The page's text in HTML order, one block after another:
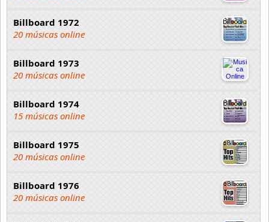
Billboard 1972
20 músicas online
Billboard 1973
20 músicas online
Billboard 1974
15 músicas online
Billboard 1975
20 músicas online
Billboard 1976
20 músicas online